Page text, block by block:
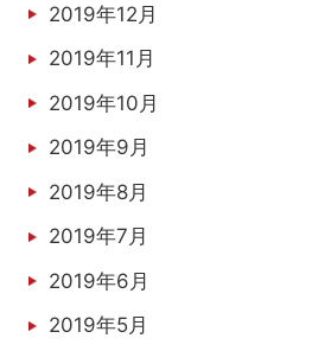
2019年12月
2019年11月
2019年10月
2019年9月
2019年8月
2019年7月
2019年6月
2019年5月